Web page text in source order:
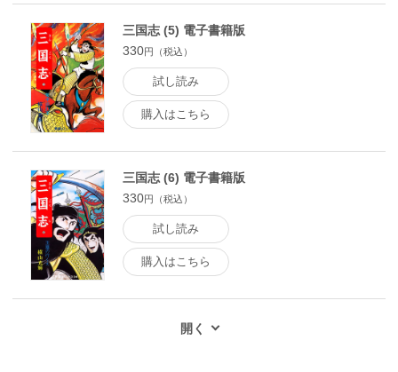
三国志 (5) 電子書籍版
330円（税込）
試し読み
購入はこちら
三国志 (6) 電子書籍版
330円（税込）
試し読み
購入はこちら